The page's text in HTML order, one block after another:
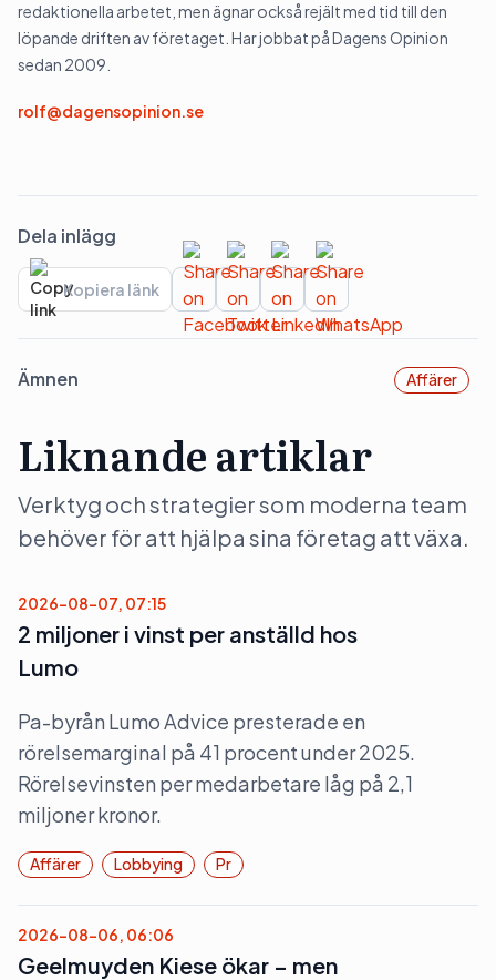
redaktionella arbetet, men ägnar också rejält med tid till den
löpande driften av företaget. Har jobbat på Dagens Opinion
sedan 2009.
rolf@dagensopinion.se
Dela inlägg
Kopiera länk
Ämnen Affärer
Liknande artiklar
Verktyg och strategier som moderna team
behöver för att hjälpa sina företag att växa.
2026-08-07, 07:15
2 miljoner i vinst per anställd hos
Lumo
Pa-byrån Lumo Advice presterade en
rörelsemarginal på 41 procent under 2025.
Rörelsevinsten per medarbetare låg på 2,1
miljoner kronor.
Affärer Lobbying Pr
2026-08-06, 06:06
Geelmuyden Kiese ökar – men